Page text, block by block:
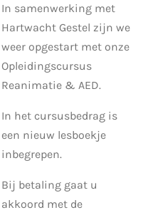
In samenwerking met
Hartwacht Gestel zijn we
weer opgestart met onze
Opleidingscursus
Reanimatie & AED.
In het cursusbedrag is
een nieuw lesboekje
inbegrepen.
Bij betaling gaat u
akkoord met de